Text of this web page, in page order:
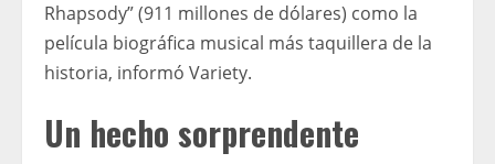
Rhapsody” (911 millones de dólares) como la
película biográfica musical más taquillera de la
historia, informó Variety.
Un hecho sorprendente